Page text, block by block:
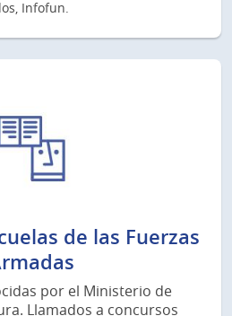
Infofun.
de las Fuerzas
por el Ministerio de
Llamados a concursos